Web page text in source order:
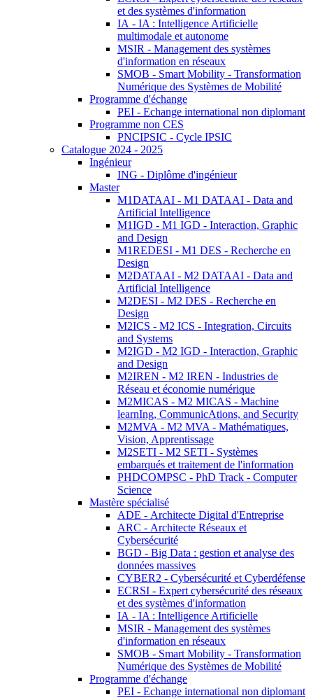
et des systèmes d'information
IA - IA : Intelligence Artificielle
multimodale et autonome
MSIR - Management des systèmes
d'information en réseaux
SMOB - Smart Mobility - Transformation
Numérique des Systèmes de Mobilité
Programme d'échange
PEI - Echange international non diplomant
Programme non CES
PNCIPSIC - Cycle IPSIC
Catalogue 2024 - 2025
Ingénieur
ING - Diplôme d'ingénieur
Master
M1DATAAI - M1 DATAAI - Data and
Artificial Intelligence
M1IGD - M1 IGD - Interaction, Graphic
and Design
M1REDESI - M1 DES - Recherche en
Design
M2DATAAI - M2 DATAAI - Data and
Artificial Intelligence
M2DESI - M2 DES - Recherche en
Design
M2ICS - M2 ICS - Integration, Circuits
and Systems
M2IGD - M2 IGD - Interaction, Graphic
and Design
M2IREN - M2 IREN - Industries de
Réseau et économie numérique
M2MICAS - M2 MICAS - Machine
learnIng, CommunicAtions, and Security
M2MVA - M2 MVA - Mathématiques,
Vision, Apprentissage
M2SETI - M2 SETI - Systèmes
embarqués et traitement de l'information
PHDCOMPSC - PhD Track - Computer
Science
Mastère spécialisé
ADE - Architecte Digital d'Entreprise
ARC - Architecte Réseaux et
Cybersécurité
BGD - Big Data : gestion et analyse des
données massives
CYBER2 - Cybersécurité et Cyberdéfense
ECRSI - Expert cybersécurité des réseaux
et des systèmes d'information
IA - IA : Intelligence Artificielle
MSIR - Management des systèmes
d'information en réseaux
SMOB - Smart Mobility - Transformation
Numérique des Systèmes de Mobilité
Programme d'échange
PEI - Echange international non diplomant